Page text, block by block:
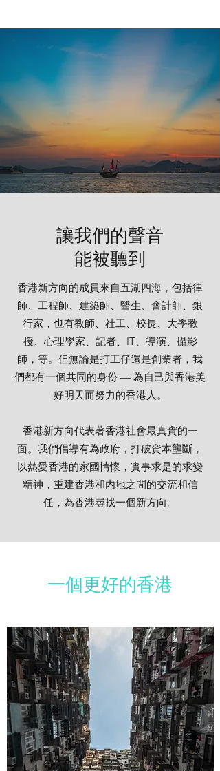
讓我們的聲音
能被聽到
香港新方向的成員來自五湖四海，包括律
師、工程師、建築師、醫生、會計師、銀
行家，也有教師、社工、校長、大學教
授、心理學家、記者、IT、導演、攝影
師，等。但無論是打工仔還是創業者，我
們都有一個共同的身份 — 為自己與香港美
好明天而努力的香港人。
香港新方向代表著香港社會最真實的一
面。我們倡導有為政府，打破資本壟斷，
以熱愛香港的家國情懷，實事求是的求變
精神，重建香港和内地之間的交流和信
任，為香港尋找一個新方向。
一個更好的香港